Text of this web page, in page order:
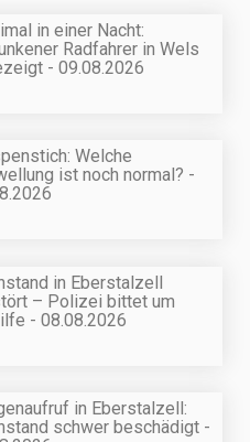
in einer Nacht:
Radfahrer in Wels
- 09.08.2026
Welche
ist noch normal? -
in Eberstalzell
– Polizei bittet um
- 08.08.2026
in Eberstalzell:
schwer beschädigt -